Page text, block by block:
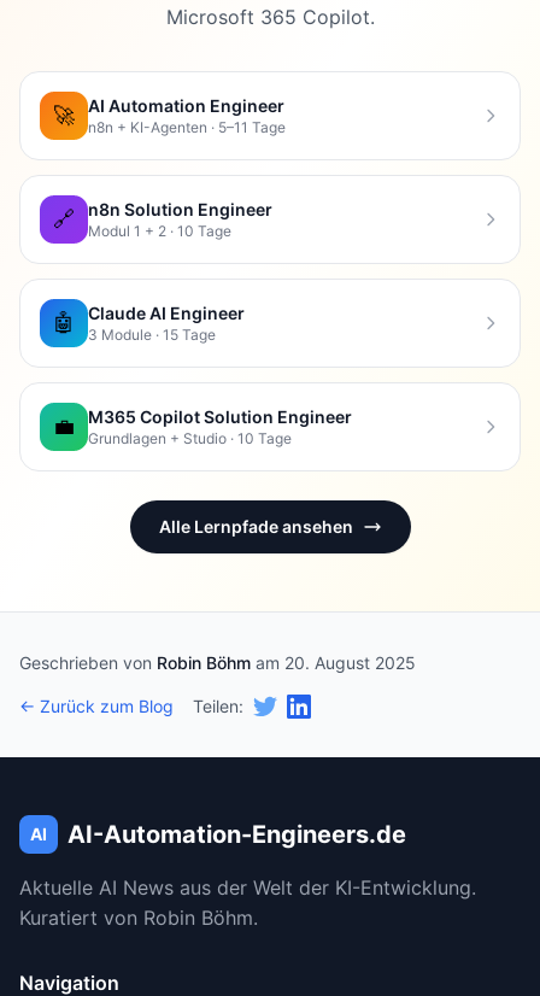
Microsoft 365 Copilot.
🚀 AI Automation Engineer
n8n + KI-Agenten · 5–11 Tage
🔗 n8n Solution Engineer
Modul 1 + 2 · 10 Tage
🤖 Claude AI Engineer
3 Module · 15 Tage
💼 M365 Copilot Solution Engineer
Grundlagen + Studio · 10 Tage
Alle Lernpfade ansehen
Geschrieben von Robin Böhm am 20. August 2025
← Zurück zum Blog Teilen:
AI AI-Automation-Engineers.de
Aktuelle AI News aus der Welt der KI-Entwicklung.
Kuratiert von Robin Böhm.
Navigation